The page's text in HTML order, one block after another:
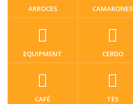
ARROCES CAMARONES
EQUIPMENT CERDO
CAFÉ TÉS